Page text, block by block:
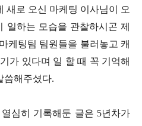
새로 오신 마케팅 이사님이 오
일하는 모습을 관찰하시곤 제
케팅팀 팀원들을 불러놓고 캐
가 있다며 일 할 때 꼭 기억해
씀해주셨다.
심히 기록해둔 글은 5년차가